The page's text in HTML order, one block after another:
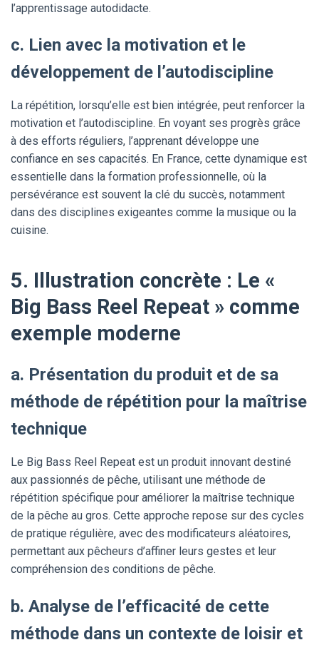
l’apprentissage autodidacte.
c. Lien avec la motivation et le
développement de l’autodiscipline
La répétition, lorsqu’elle est bien intégrée, peut renforcer la
motivation et l’autodiscipline. En voyant ses progrès grâce
à des efforts réguliers, l’apprenant développe une
confiance en ses capacités. En France, cette dynamique est
essentielle dans la formation professionnelle, où la
persévérance est souvent la clé du succès, notamment
dans des disciplines exigeantes comme la musique ou la
cuisine.
5. Illustration concrète : Le «
Big Bass Reel Repeat » comme
exemple moderne
a. Présentation du produit et de sa
méthode de répétition pour la maîtrise
technique
Le Big Bass Reel Repeat est un produit innovant destiné
aux passionnés de pêche, utilisant une méthode de
répétition spécifique pour améliorer la maîtrise technique
de la pêche au gros. Cette approche repose sur des cycles
de pratique régulière, avec des modificateurs aléatoires,
permettant aux pêcheurs d’affiner leurs gestes et leur
compréhension des conditions de pêche.
b. Analyse de l’efficacité de cette
méthode dans un contexte de loisir et